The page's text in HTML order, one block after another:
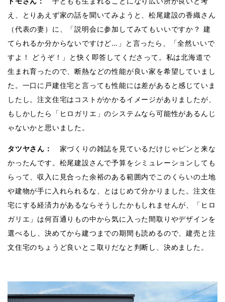
え、とりあえず家の話を聞いてみようと、松尾建設の香織さん
（代表の妻）に、「説明会に参加してみてもいいですか？ 建
てられるか分からないですけど…」と言ったら、「全然いいで
すよ！ どうぞ！」と快く即答してくださって。私は北海道で
生まれ育ったので、断熱などの性能が良い家を希望していまし
た。一口に戸建住宅と言っても性能には差があると感じていま
したし。注文住宅はコストがかかるイメージがありましたが、
もしかしたら「ヒロガリエ」のシステムなら可能性があるんじ
ゃないかと思いました。
タツヤさん：
家づくりの雑誌を見ているだけじゃピンと来な
かったんです。松尾建設さんで予算をシミュレーションしても
らって、収入に見合った余裕のある範囲内でこのくらいの土地
や建物が手に入れられるな、とはじめて分かりました。注文住
宅にする経済力があるならそうしたかもしれませんが、「ヒロ
ガリエ」は何百通りもの中から気に入った間取りやデザインを
選べるし、決めてから建つまでの期間も読めるので、建売と注
文住宅のちょうど良いとこ取りだなと判断し、決めました。